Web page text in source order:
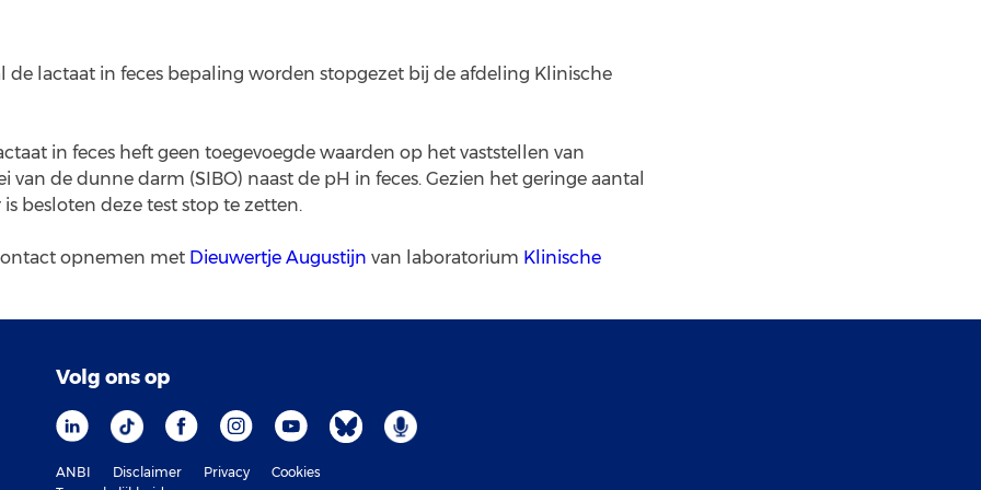
de lactaat in feces bepaling worden stopgezet bij de afdeling Klinische
in feces heft geen toegevoegde waarden op het vaststellen van
van de dunne darm (SIBO) naast de pH in feces. Gezien het geringe aantal
besloten deze test stop te zetten.
opnemen met Dieuwertje Augustijn van laboratorium Klinische
Volg ons op
ANBI Disclaimer Privacy
Cookies